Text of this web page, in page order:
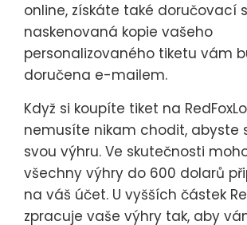
online, získáte také doručovací
naskenovaná kopie vašeho
personalizovaného tiketu vám
doručena e-mailem.
Když si koupíte tiket na
nemusíte nikam chodit, abyste
svou výhru. Ve skutečnosti
všechny výhry do 600 dolarů
na váš účet. U vyšších částek
zpracuje vaše výhry tak, aby